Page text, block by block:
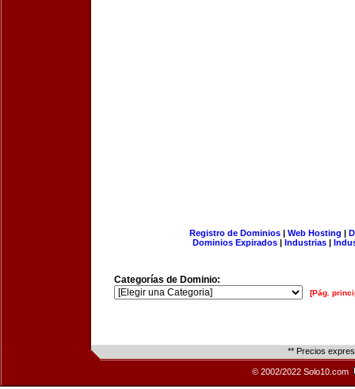
Registro de Dominios| Web Hosting |
Dominios Expirados | Industrias |
Categorías de Dominio:
[Pág.
** Precios
© 2002/2022 Solo10.com